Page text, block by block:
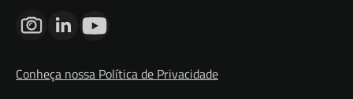
Conheça nossa Política de Privacidade